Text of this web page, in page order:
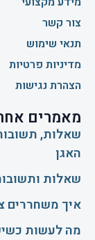
צור קשר
תנאי שימוש
מדיניות פרטיות
הצהרת נגישות
מאמרים
שאלות,
האגן
שאלות
איך משחררים
​מה לעשות